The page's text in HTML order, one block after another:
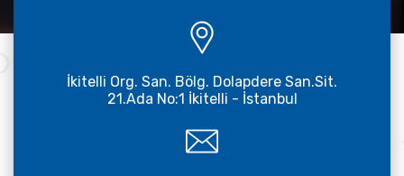
İkitelli Org. San. Bölg. Dolapdere San.Sit.
21.Ada No:1 İkitelli - İstanbul